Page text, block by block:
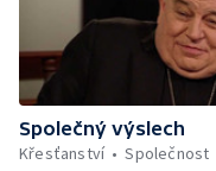
Společný výslech
Křesťanství
Společnost